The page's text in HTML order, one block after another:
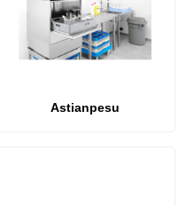
Astianpesu